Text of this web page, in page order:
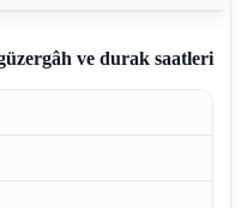
ve durak saatleri